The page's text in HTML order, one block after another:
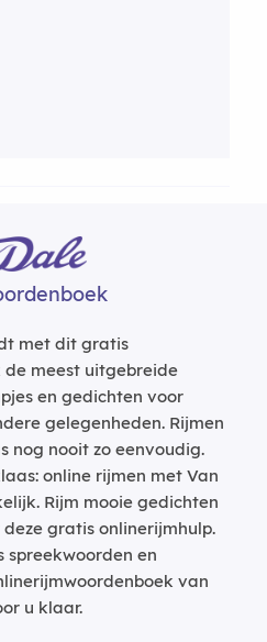
met dit gratis
meest uitgebreide
en gedichten voor
gelegenheden. Rijmen
nog nooit zo eenvoudig.
online rijmen met Van
Rijm mooie gedichten
gratis onlinerijmhulp.
spreekwoorden en
van
u klaar.